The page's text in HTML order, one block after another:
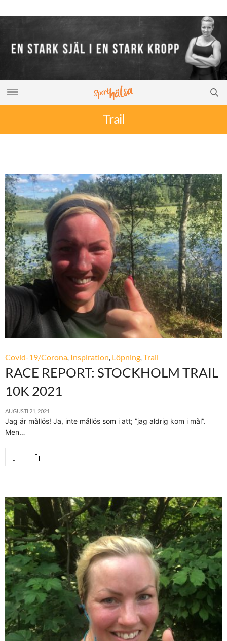
Trail
Covid-19/Corona, Inspiration, Löpning,Trail
RACE REPORT: STOCKHOLM TRAIL
10K 2021
AUGUSTI 21, 2021
Jag är mållös! Ja, inte mållös som i att; ”jag aldrig kom i mål”.
Men…